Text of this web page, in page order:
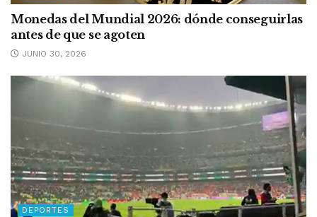
Monedas del Mundial 2026: dónde conseguirlas
antes de que se agoten
JUNIO 30, 2026
DEPORTES